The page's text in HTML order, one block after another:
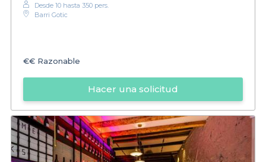
Desde 10 hasta 350 pers.
Barri Gotic
€€ Razonable
Hacer una solicitud